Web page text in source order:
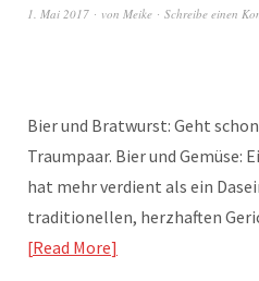
1. Mai 2017 von Meike Schreibe einen
Bier und Bratwurst: Geht
Traumpaar. Bier und Gemüse:
hat mehr verdient als ein
traditionellen, herzhaften
Read More